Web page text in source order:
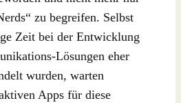
zu begreifen. Selbst
Zeit bei der Entwicklung
Lösungen eher
wurden, warten
Apps für diese